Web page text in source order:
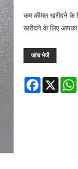
कम कीमत खरीदने के
खरीदने के लिए
जांच भेजें
Facebook
X